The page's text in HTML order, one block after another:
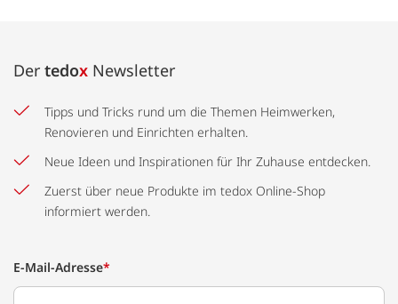
Der tedox Newsletter
Tipps und Tricks rund um die Themen Heimwerken,
Renovieren und Einrichten erhalten.
Neue Ideen und Inspirationen für Ihr Zuhause entdecken.
Zuerst über neue Produkte im tedox Online-Shop
informiert werden.
E-Mail-Adresse*